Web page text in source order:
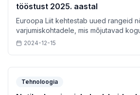
tööstust 2025. aastal
Euroopa Liit kehtestab uued rangeid
varjumiskohtadele, mis mõjutavad
kaasa tehnoloogilise revolutsiooni.
2024-12-15
Tehnoloogia